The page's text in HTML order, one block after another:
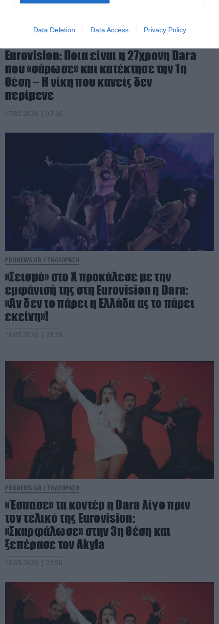
Data Deletion Data Access Privacy Policy
Eurovision: Ποια είναι η 27χρονη Dara
που «σάρωσε» και κατέκτησε την 1η
θέση – Η νίκη που κανείς δεν
περίμενε
17.05.2026 | 07:26
PRONEWS.GR / ΤΗΛΕΟΡΑΣΗ
«Σεισμό» στο Χ προκάλεσε με την
εμφάνισή της στη Eurovision η Dara:
«Αν δεν το πάρει η Ελλάδα ας το πάρει
εκείνη»!
16.05.2026 | 23:38
PRONEWS.GR / ΤΗΛΕΟΡΑΣΗ
«Έσπασε» τα κοντέρ η Dara λίγο πριν
τον τελικό της Eurovision:
«Σκαρφάλωσε» στην 3η θέση και
ξεπέρασε τον Akyla
16.05.2026 | 22:50